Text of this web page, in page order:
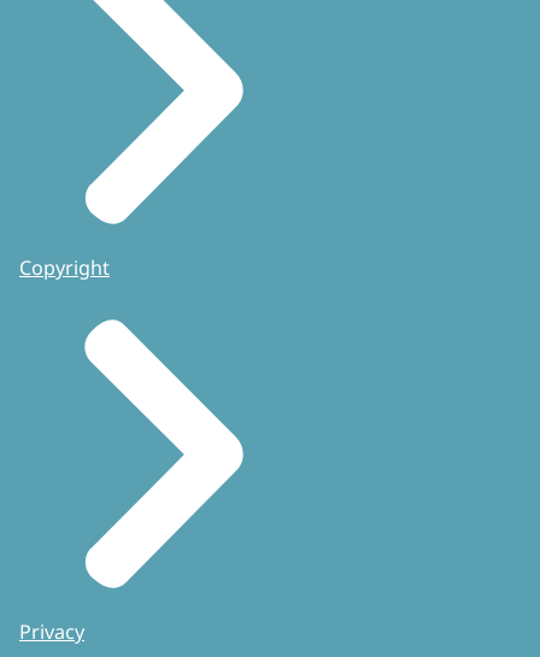
Copyright
Privacy